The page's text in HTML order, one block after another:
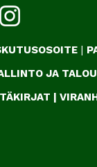
|
JA
|